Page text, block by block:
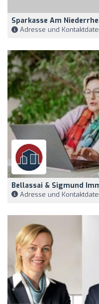
Sparkasse Am
Adresse und
Bellassai & Sigmund
Adresse und